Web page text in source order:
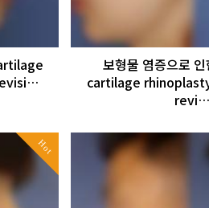
보형물 염증으로
cartilage
revi…
Hot